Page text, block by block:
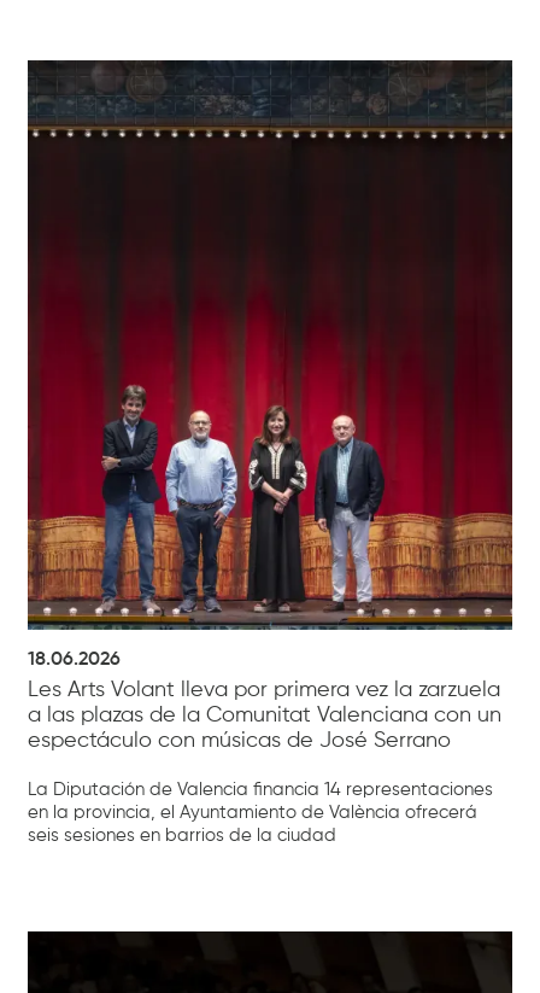
18.06.2026
Les Arts Volant lleva por primera vez la zarzuela
a las plazas de la Comunitat Valenciana con un
espectáculo con músicas de José Serrano
La Diputación de Valencia financia 14 representaciones
en la provincia, el Ayuntamiento de València ofrecerá
seis sesiones en barrios de la ciudad